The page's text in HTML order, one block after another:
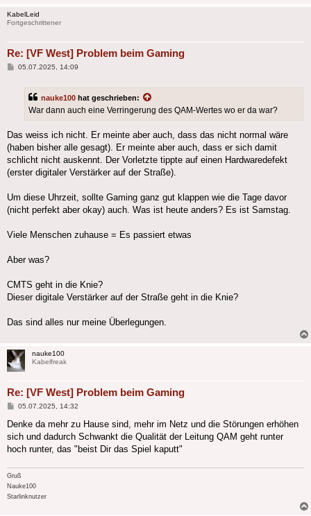
KabelLeid
Fortgeschrittener
Re: [VF West] Problem beim Gaming
Beitrag
05.07.2025, 14:09
nauke100 hat geschrieben:
War dann auch eine Verringerung des QAM-Wertes wo er da war?
Das weiss ich nicht. Er meinte aber auch, dass das nicht normal wäre
(haben bisher alle gesagt). Er meinte aber auch, dass er sich damit
schlicht nicht auskennt. Der Vorletzte tippte auf einen Hardwaredefekt
(erster digitaler Verstärker auf der Straße).
Um diese Uhrzeit, sollte Gaming ganz gut klappen wie die Tage davor
(nicht perfekt aber okay) auch. Was ist heute anders? Es ist Samstag.
Viele Menschen zuhause = Es passiert etwas
Aber was?
CMTS geht in die Knie?
Dieser digitale Verstärker auf der Straße geht in die Knie?
Das sind alles nur meine Überlegungen.
nauke100
Kabelfreak
Re: [VF West] Problem beim Gaming
Beitrag
05.07.2025, 14:32
Denke da mehr zu Hause sind, mehr im Netz und die Störungen erhöhen
sich und dadurch Schwankt die Qualität der Leitung QAM geht runter
hoch runter, das "beist Dir das Spiel kaputt"
Gruß
Nauke100
Starlinknutzer